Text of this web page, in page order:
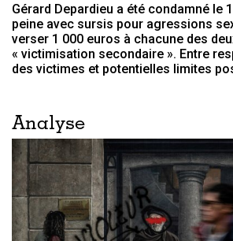
Gérard Depardieu a été condamné le
peine avec sursis pour agressions
verser 1 000 euros à chacune des
« victimisation secondaire ». Entre
des victimes et potentielles limites
Analyse